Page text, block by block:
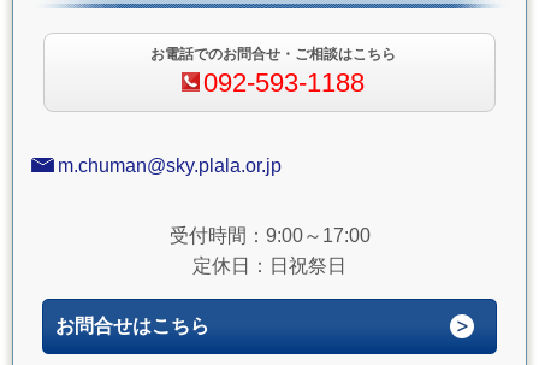
お電話でのお問合せ・ご相談はこちら
092-593-1188
m.chuman@sky.plala.or.jp
受付時間：9:00～17:00
定休日：日祝祭日
お問合せはこちら